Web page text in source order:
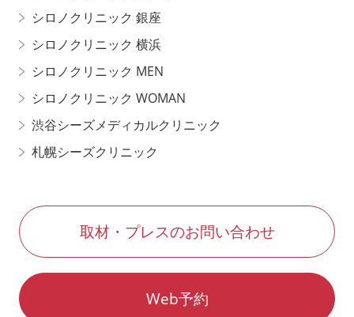
シロノクリニック 銀座
シロノクリニック 横浜
シロノクリニック MEN
シロノクリニック WOMAN
渋谷シーズメディカルクリニック
札幌シーズクリニック
取材・プレスのお問い合わせ
Web予約